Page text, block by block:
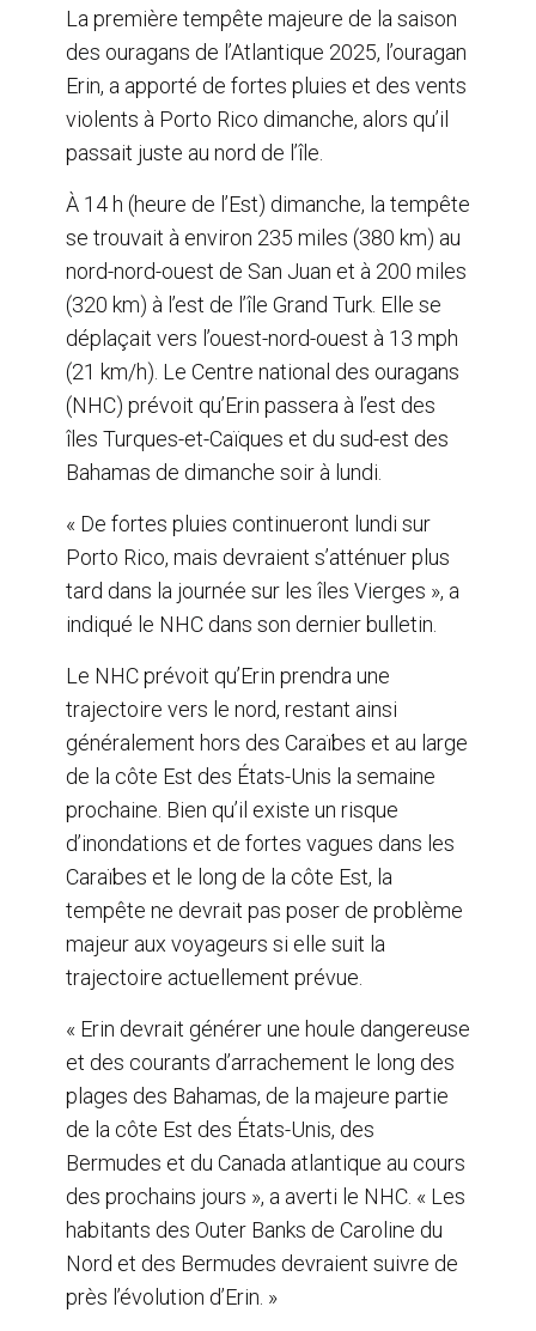
r
e
e
b
o
o
k
k
e
d
n
i
La première tempête majeure de la saison
des ouragans de l’Atlantique 2025, l’ouragan
Erin, a apporté de fortes pluies et des vents
violents à Porto Rico dimanche, alors qu’il
passait juste au nord de l’île.
À 14 h (heure de l’Est) dimanche, la tempête
se trouvait à environ 235 miles (380 km) au
nord-nord-ouest de San Juan et à 200 miles
(320 km) à l’est de l’île Grand Turk. Elle se
déplaçait vers l’ouest-nord-ouest à 13 mph
(21 km/h). Le Centre national des ouragans
(NHC) prévoit qu’Erin passera à l’est des
îles Turques-et-Caïques et du sud-est des
Bahamas de dimanche soir à lundi.
« De fortes pluies continueront lundi sur
Porto Rico, mais devraient s’atténuer plus
tard dans la journée sur les îles Vierges », a
indiqué le NHC dans son dernier bulletin.
Le NHC prévoit qu’Erin prendra une
trajectoire vers le nord, restant ainsi
généralement hors des Caraïbes et au large
de la côte Est des États-Unis la semaine
prochaine. Bien qu’il existe un risque
d’inondations et de fortes vagues dans les
Caraïbes et le long de la côte Est, la
tempête ne devrait pas poser de problème
majeur aux voyageurs si elle suit la
trajectoire actuellement prévue.
« Erin devrait générer une houle dangereuse
et des courants d’arrachement le long des
plages des Bahamas, de la majeure partie
de la côte Est des États-Unis, des
Bermudes et du Canada atlantique au cours
des prochains jours », a averti le NHC. « Les
habitants des Outer Banks de Caroline du
Nord et des Bermudes devraient suivre de
près l’évolution d’Erin. »